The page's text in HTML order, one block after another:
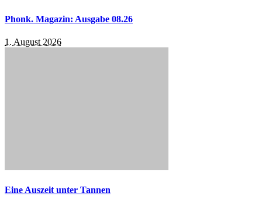
Phonk. Magazin: Ausgabe 08.26
1. August 2026
Eine Auszeit unter Tannen